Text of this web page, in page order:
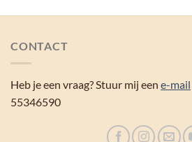
CONTACT
Heb je een vraag? Stuur mij een e-mail
55346590